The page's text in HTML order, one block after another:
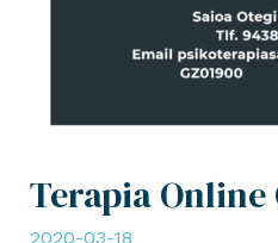
Terapia Online
2020-03-18